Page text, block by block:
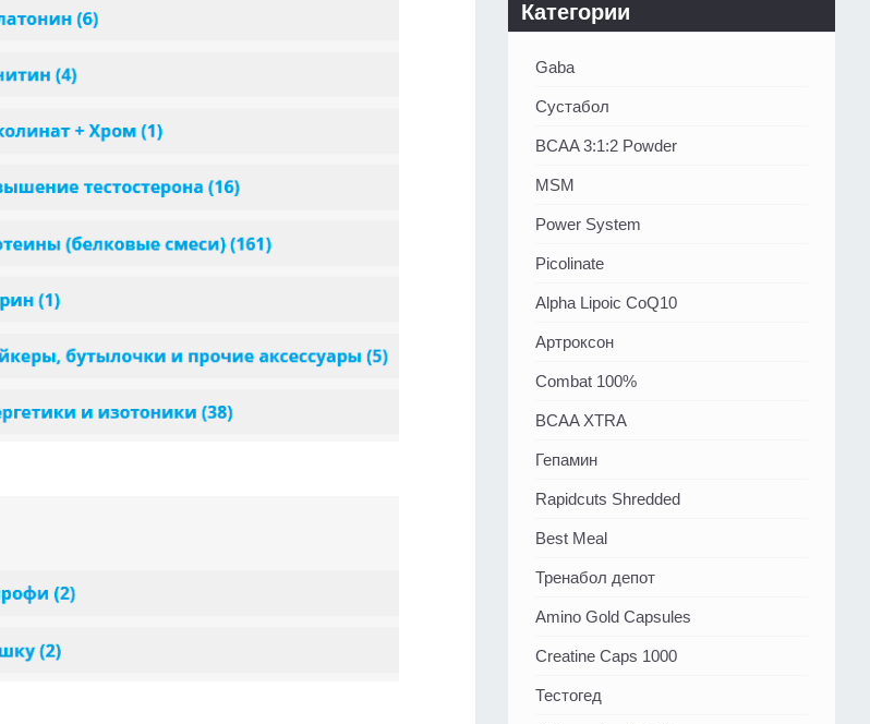
Категории
Gaba
Сустабол
BCAA 3:1:2 Powder
MSM
Power System
Picolinate
Alpha Lipoic CoQ10
Артроксон
Combat 100%
BCAA XTRA
Гепамин
Rapidcuts Shredded
Best Meal
Тренабол депот
Amino Gold Capsules
Creatine Caps 1000
Тестогед